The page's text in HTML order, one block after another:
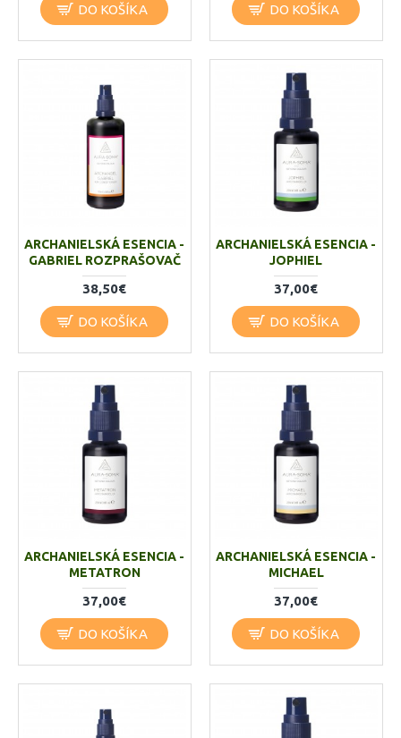
DO KOŠÍKA DO KOŠÍKA
ARCHANIELSKÁ ESENCIA -
GABRIEL ROZPRAŠOVAČ
38,50€
DO KOŠÍKA
ARCHANIELSKÁ ESENCIA -
JOPHIEL
37,00€
DO KOŠÍKA
ARCHANIELSKÁ ESENCIA -
METATRON
37,00€
DO KOŠÍKA
ARCHANIELSKÁ ESENCIA -
MICHAEL
37,00€
DO KOŠÍKA